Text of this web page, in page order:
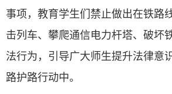
事项，教育学生们禁止做出在铁路
击列车、攀爬通信电力杆塔、破坏
法行为，引导广大师生提升法律意
路护路行动中。